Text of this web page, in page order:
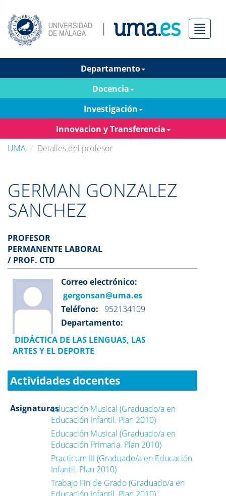
Menú
Departamento
Docencia
Investigación
Innovacion y Transferencia
UMA
Detalles del profesor
GERMAN GONZALEZ
SANCHEZ
PROFESOR
PERMANENTE LABORAL
/ PROF. CTD
Correo electrónico:
gergonsan@uma.es
Teléfono: 952134109
Departamento:
DIDÁCTICA DE LAS LENGUAS, LAS
ARTES Y EL DEPORTE
Actividades docentes
AsignaturasEducación Musical (Graduado/a en
Educación Infantil. Plan 2010)
Educación Musical (Graduado/a en
Educación Primaria. Plan 2010)
Practicum III (Graduado/a en Educación
Infantil. Plan 2010)
Trabajo Fin de Grado (Graduado/a en